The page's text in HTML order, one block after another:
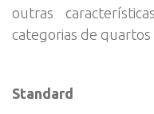
outras
categorias de
Standard